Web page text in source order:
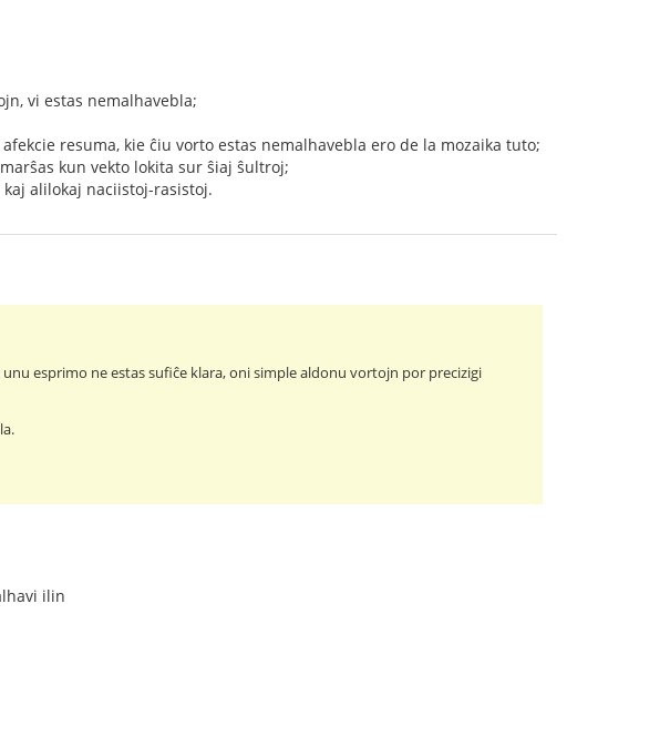
vi estas nemalhavebla;
resuma, kie ĉiu vorto estas nemalhavebla ero de la mozaika tuto;
kun vekto lokita sur ŝiaj ŝultroj;
alilokaj naciistoj-rasistoj.
esprimo ne estas sufiĉe klara, oni simple aldonu vortojn por precizigi
ilin